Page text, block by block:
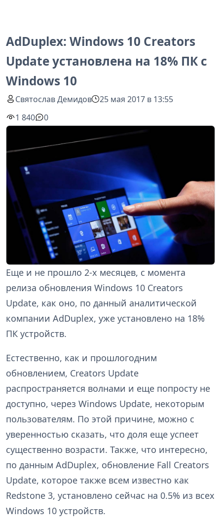
AdDuplex: Windows 10 Creators
Update установлена на 18% ПК с
Windows 10
Святослав Демидов
25 мая 2017 в 13:55
1 840
0
Еще и не прошло 2-х месяцев, с момента
релиза обновления Windows 10 Creators
Update, как оно, по данный аналитической
компании AdDuplex, уже установлено на 18%
ПК устройств.
Естественно, как и прошлогодним
обновлением, Creators Update
распространяется волнами и еще попросту не
доступно, через Windows Update, некоторым
пользователям. По этой причине, можно с
уверенностью сказать, что доля еще успеет
существенно возрасти. Также, что интересно,
по данным AdDuplex, обновление Fall Creators
Update, которое также всем известно как
Redstone 3, установлено сейчас на 0.5% из всех
Windows 10 устройств.